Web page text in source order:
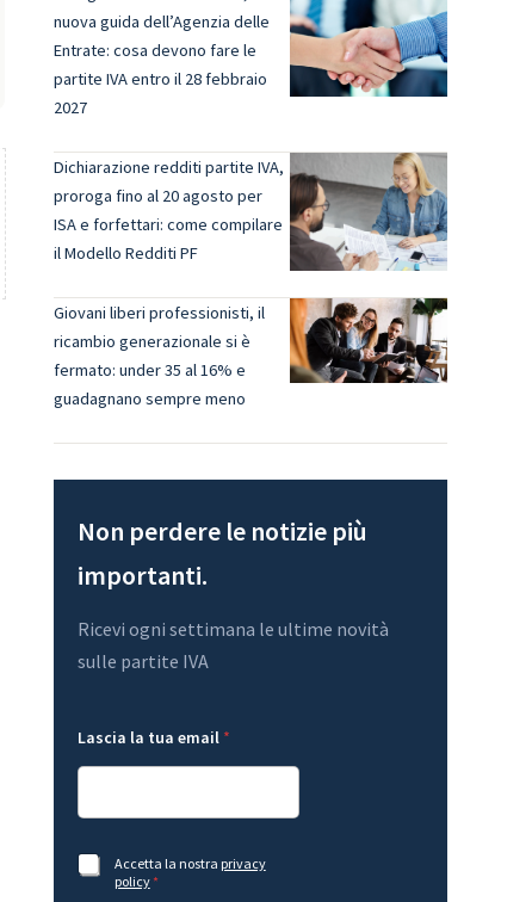
nuova guida dell’Agenzia delle
Entrate: cosa devono fare le
partite IVA entro il 28 febbraio
2027
Dichiarazione redditi partite IVA,
proroga fino al 20 agosto per
ISA e forfettari: come compilare
il Modello Redditi PF
Giovani liberi professionisti, il
ricambio generazionale si è
fermato: under 35 al 16% e
guadagnano sempre meno
Non perdere le notizie più
importanti.
Ricevi ogni settimana le ultime novità
sulle partite IVA
D
a
a
s
Lascia la tua email *
AA
c
Accetta la nostra privacy
policy*